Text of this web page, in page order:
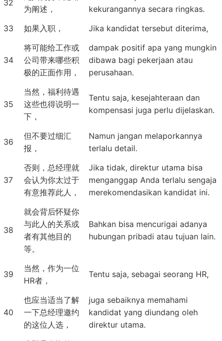
32
为阐述，
kekurangannya secara ringkas.
33
如果入职， Jika kandidat tersebut diterima,
34
将可能给工作或
公司带来哪些积
极的正面作用，
dampak positif apa yang mungkin
dibawa bagi pekerjaan atau
perusahaan.
35
当然，福利待遇
这些也得说明一
下，
Tentu saja, kesejahteraan dan
kompensasi juga perlu dijelaskan.
36
但不要过细汇
报，
Namun jangan melaporkannya
terlalu detail.
37
否则，总经理就
会认为你太过于
有意推荐此人，
Jika tidak, direktur utama bisa
menganggap Anda terlalu sengaja
merekomendasikan kandidat ini.
38
就会背后怀疑你
与此人的关系或
者有其他目的
等。
Bahkan bisa mencurigai adanya
hubungan pribadi atau tujuan lain.
39
当然，作为一位
HR者，
Tentu saja, sebagai seorang HR,
40
也应当适当了解
一下总经理邀约
的这位人选，
juga sebaiknya memahami
kandidat yang diundang oleh
direktur utama.